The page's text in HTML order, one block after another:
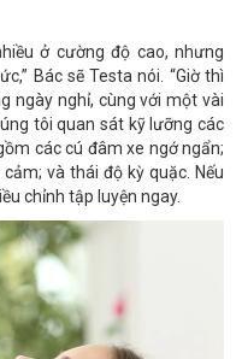
ở cường độ cao, nhưng
Bác sẽ Testa nói. “Giờ thì
ngày nghỉ, cùng với một vài
tôi quan sát kỹ lưỡng các
các cú đâm xe ngớ ngẩn;
và thái độ kỳ quặc. Nếu
chỉnh tập luyện ngay.